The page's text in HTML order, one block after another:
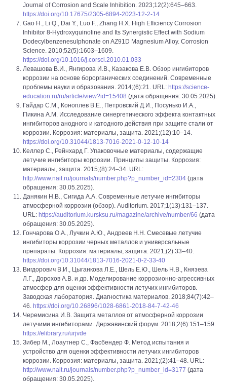
Journal of Corrosion and Scale Inhibition. 2023;12(2):645–663.
https://doi.org/10.17675/2305-6894-2023-12-2-14
Gao H., Li Q., Dai Y., Luo F., Zhang H.X. High Efficiency Corrosion
Inhibitor 8-Hydroxyquinoline and Its Synergistic Effect with Sodium
Dodecylbenzenesulphonate on AZ91D Magnesium Alloy. Corrosion
Science. 2010;52(5):1603–1609.
https://doi.org/10.1016/j.corsci.2010.01.033
Левашова В.И., Янгирова И.В., Казакова Е.В. Обзор ингибиторов
коррозии на основе борорганических соединений. Современные
проблемы науки и образования. 2014;(6):21. URL: https://science-
education.ru/ru/article/view?id=15408 (дата обращения: 30.05.2025).
Гайдар С.М., Коноплев В.Е., Петровский Д.И., Посунько И.А.,
Пикина А.М. Исследование синергетического эффекта контактных
ингибиторов анодного и катодного действия при защите стали от
коррозии. Коррозия: материалы, защита. 2021;(12):10–14.
https://doi.org/10.31044/1813-7016-2021-0-12-10-14
Келлер С., Рейнхард Г. Упаковочные материалы, содержащие
летучие ингибиторы коррозии. Принципы защиты. Коррозия:
материалы, защита. 2015;(8):24–34. URL:
http://www.nait.ru/journals/number.php?p_number_id=2304 (дата
обращения: 30.05.2025).
Данякин Н.В., Сигида А.А. Современные летучие ингибиторы
атмосферной коррозии (обзор). Auditorium. 2017;1(13):131–137.
URL: https://auditorium.kursksu.ru/magazine/archive/number/66 (дата
обращения: 30.05.2025).
Гончарова О.А., Лучкин А.Ю., Андреев Н.Н. Смесевые летучие
ингибиторы коррозии черных металлов и универсальные
препараты. Коррозия: материалы, защита. 2021;(2):33–40.
https://doi.org/10.31044/1813-7016-2021-0-2-33-40
Вигдорович В.И., Цыганкова Л.Е., Шель Е.Ю., Шель Н.В., Князева
Л.Г., Дорохов А.В. и др. Моделирование коррозионно-агрессивных
атмосфер для оценки эффективности летучих ингибиторов.
Заводская лаборатория. Диагностика материалов. 2018;84(7):42–
46. https://doi.org/10.26896/1028-6861-2018-84-7-42-46
Черемисина И.В. Защита металлов от атмосферной коррозии
летучими ингибиторами. Державинский форум. 2018;2(6):151–159.
https://elibrary.ru/urjvde
Зибер М., Лоаутнер С., Фасбендер Ф. Метод испытания и
устройство для оценки эффективности летучих ингибиторов
коррозии. Коррозия: материалы, защита. 2021;(2):41–48. URL:
http://www.nait.ru/journals/number.php?p_number_id=3177 (дата
обращения: 30.05.2025).